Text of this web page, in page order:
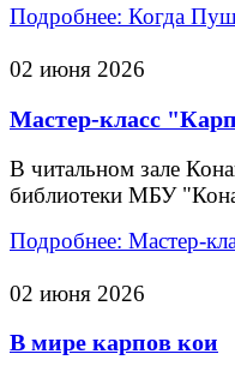
Подробнее: Когда
02 июня 2026
Мастер-класс
В читальном зале
библиотеки МБУ
Подробнее: Мастер-
02 июня 2026
В мире карпов кои